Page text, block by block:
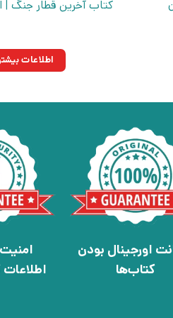
کتاب آخرین قطار جنگ |
اطلاعات
اورجینال بودن
کتاب‌ها
اطلاعات